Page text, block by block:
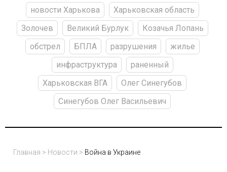
новости Харькова
Харьковская область
Золочев
Великий Бурлук
Козачья Лопань
обстрел
БПЛА разрушения
жилье
инфраструктура
раненный
Харьковская ВГА
Олег Синегубов
Синегубов Олег Васильевич
Главная > Новости > Война в Украине